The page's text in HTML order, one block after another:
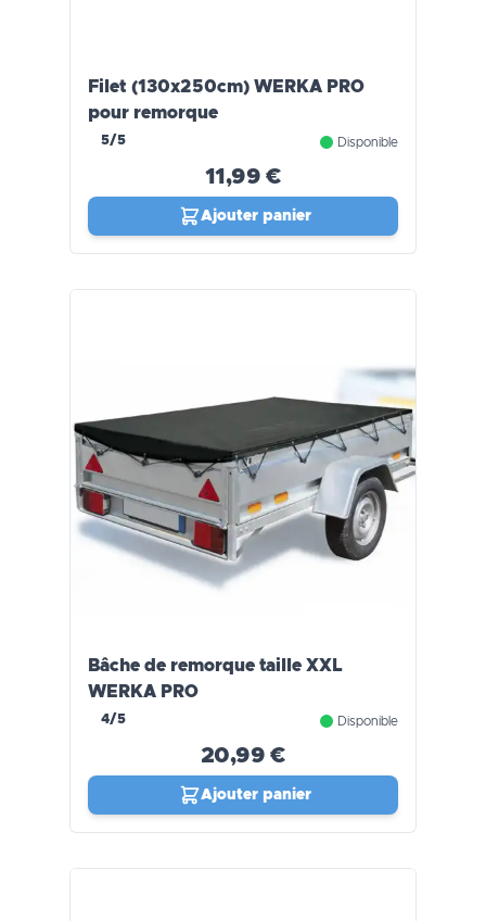
Filet (130x250cm) WERKA PRO
pour remorque
5/5 Disponible
11,99 €
Ajouter panier
Bâche de remorque taille XXL
WERKA PRO
4/5 Disponible
20,99 €
Ajouter panier